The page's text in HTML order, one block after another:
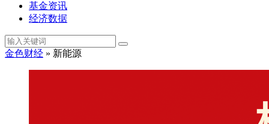
基金资讯
经济数据
金色财经 » 新能源